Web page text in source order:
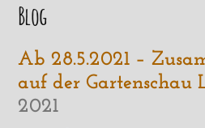
Blog
Ab 28.5.2021 –
auf der Gartenschau
2021